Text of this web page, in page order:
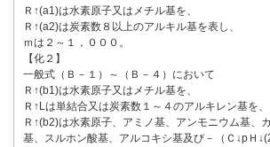
Ｒ↑(a1)は水素原子又はメチル基を、
Ｒ↑(a2)は炭素数８以上のアルキル基を表し、
ｍは２～１，０００。
【化２】
一般式（Ｂ－１）～（Ｂ－４）において
Ｒ↑(b1)は水素原子又はメチル基を、
Ｒ↑Lは単結合又は炭素数１～４のアルキレン基を、
Ｒ↑(b2)は水素原子、アミノ基、アンモニウム基、
基、スルホン酸基、アルコキシ基及び－（Ｃ↓pＨ